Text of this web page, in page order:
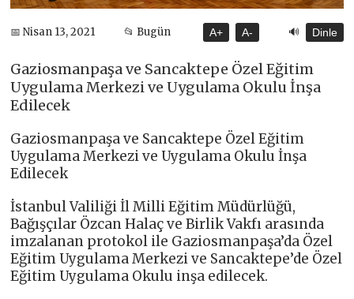
📅 Nisan 13, 2021 📂 Bugün A+ A- 🔊 Dinle
Gaziosmanpaşa ve Sancaktepe Özel Eğitim
Uygulama Merkezi ve Uygulama Okulu İnşa
Edilecek
Gaziosmanpaşa ve Sancaktepe Özel Eğitim
Uygulama Merkezi ve Uygulama Okulu İnşa
Edilecek
İstanbul Valiliği İl Milli Eğitim Müdürlüğü,
Bağışçılar Özcan Halaç ve Birlik Vakfı arasında
imzalanan protokol ile Gaziosmanpaşa’da Özel
Eğitim Uygulama Merkezi ve Sancaktepe’de Özel
Eğitim Uygulama Okulu inşa edilecek.